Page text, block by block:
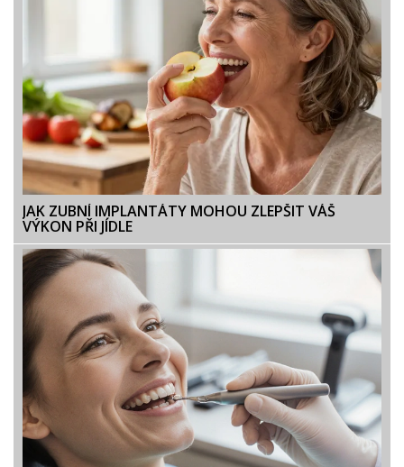
JAK ZUBNÍ IMPLANTÁTY MOHOU ZLEPŠIT VÁŠ
VÝKON PŘI JÍDLE